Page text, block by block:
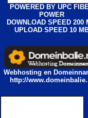
POWERED BY UPC
POWER
DOWNLOAD SPEED 200
UPLOAD SPEED 10
Webhosting en
http://